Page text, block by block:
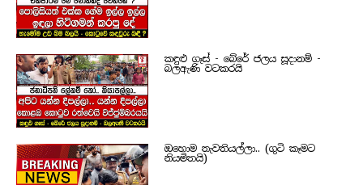
කඳුළු ගෑස් - බේරේ ජලය සූදානම් -
බලඇණි වටකරයි
ඔහොම නැවතියල්ලා.. (ගුටි කෑමට
නියමිතයි)